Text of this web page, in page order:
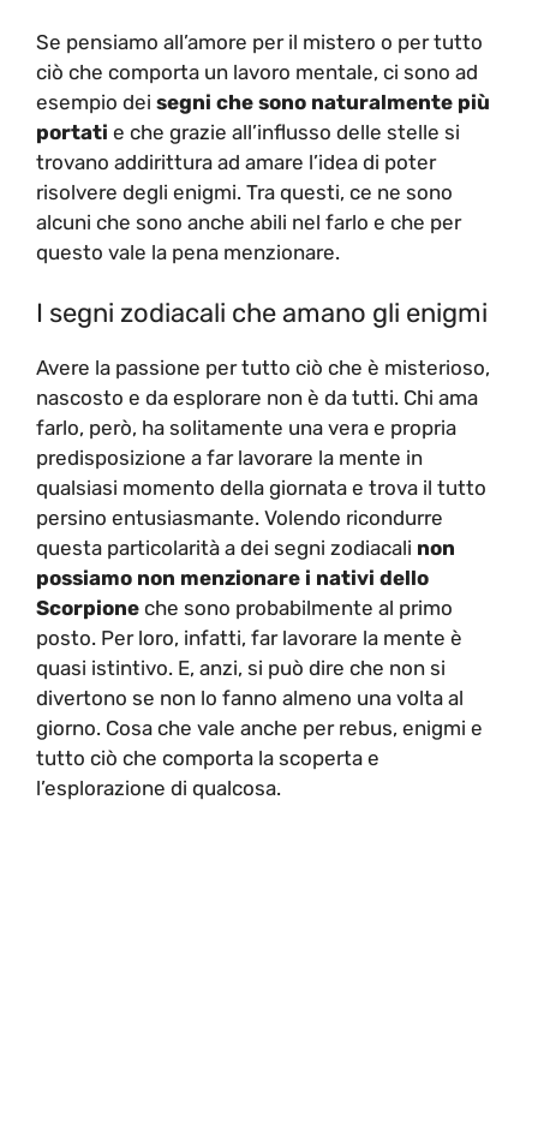
Se pensiamo all’amore per il mistero o per tutto
ciò che comporta un lavoro mentale, ci sono ad
esempio dei segni che sono naturalmente più
portati e che grazie all’influsso delle stelle si
trovano addirittura ad amare l’idea di poter
risolvere degli enigmi. Tra questi, ce ne sono
alcuni che sono anche abili nel farlo e che per
questo vale la pena menzionare.
I segni zodiacali che amano gli enigmi
Avere la passione per tutto ciò che è misterioso,
nascosto e da esplorare non è da tutti. Chi ama
farlo, però, ha solitamente una vera e propria
predisposizione a far lavorare la mente in
qualsiasi momento della giornata e trova il tutto
persino entusiasmante. Volendo ricondurre
questa particolarità a dei segni zodiacali non
possiamo non menzionare i nativi dello
Scorpione che sono probabilmente al primo
posto. Per loro, infatti, far lavorare la mente è
quasi istintivo. E, anzi, si può dire che non si
divertono se non lo fanno almeno una volta al
giorno. Cosa che vale anche per rebus, enigmi e
tutto ciò che comporta la scoperta e
l’esplorazione di qualcosa.